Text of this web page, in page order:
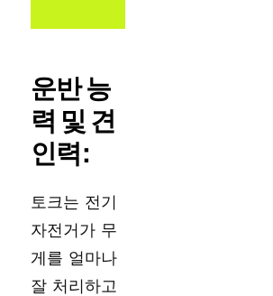
운반 능
력 및 견
인력:
토크는 전기
자전거가 무
게를 얼마나
잘 처리하고